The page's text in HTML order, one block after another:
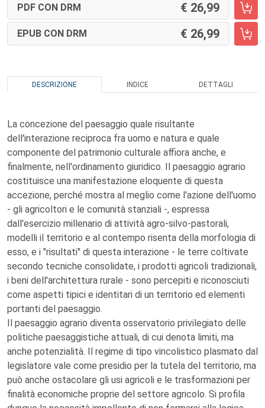
PDF CON DRM 26,99
EPUB CON DRM 26,99
DESCRIZIONE INDICE DETTAGLI
La concezione del paesaggio quale risultante
dell'interazione reciproca fra uomo e natura e quale
componente del patrimonio culturale affiora anche, e
finalmente, nell'ordinamento giuridico. Il paesaggio agrario
costituisce una manifestazione eloquente di questa
accezione, perché mostra al meglio come l'azione dell'uomo
- gli agricoltori e le comunità stanziali -, espressa
dall'esercizio millenario di attività agro-silvo-pastorali,
modelli il territorio e al contempo risenta della morfologia di
esso, e i "risultati" di questa interazione - le terre coltivate
secondo tecniche consolidate, i prodotti agricoli tradizionali,
i beni dell'architettura rurale - sono percepiti e riconosciuti
come aspetti tipici e identitari di un territorio ed elementi
portanti del paesaggio.
Il paesaggio agrario diventa osservatorio privilegiato delle
politiche paesaggistiche attuali, di cui denota limiti, ma
anche potenzialità. Il regime di tipo vincolistico plasmato dal
legislatore vale come presidio per la tutela del territorio, ma
può anche ostacolare gli usi agricoli e le trasformazioni per
finalità economiche proprie del settore agricolo. Si profila